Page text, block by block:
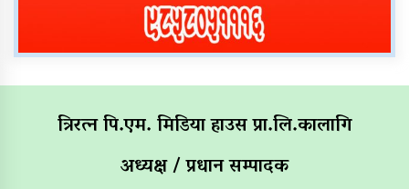
त्रिरत्न पि.एम. मिडिया हाउस प्रा.लि.कालागि
अध्यक्ष / प्रधान सम्पादक